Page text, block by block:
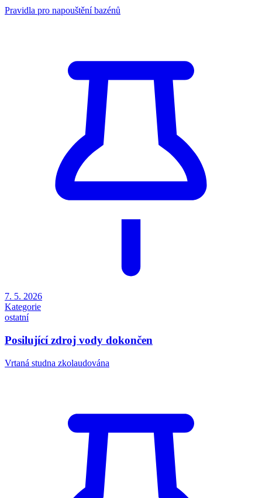
Pravidla pro napouštění bazénů
7. 5. 2026
Kategorie
ostatní
Posilující zdroj vody dokončen
Vrtaná studna zkolaudována